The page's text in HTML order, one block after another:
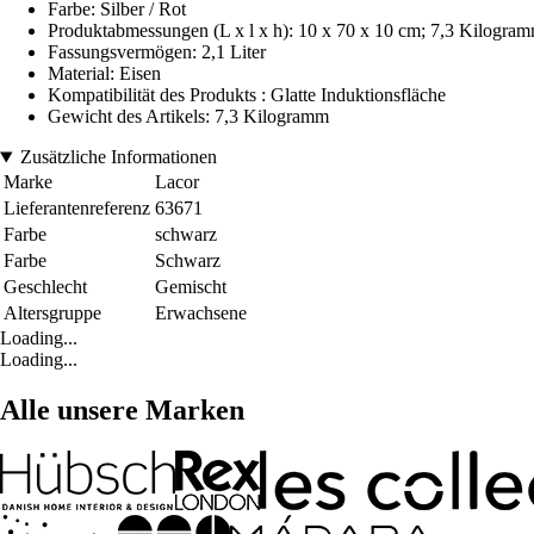
Farbe: Silber / Rot
Produktabmessungen (L x l x h): 10 x 70 x 10 cm; 7,3
Fassungsvermögen: 2,1 Liter
Material: Eisen
Kompatibilität des Produkts : Glatte Induktionsfläche
Gewicht des Artikels: 7,3 Kilogramm
Zusätzliche Informationen
Marke
Lacor
Lieferantenreferenz 63671
Farbe
schwarz
Farbe
Schwarz
Geschlecht
Gemischt
Altersgruppe
Erwachsene
Loading...
Loading...
Alle unsere Marken